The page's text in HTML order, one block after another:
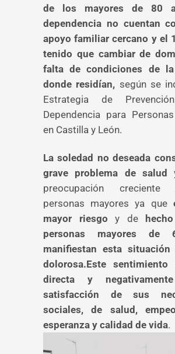
de los mayores de 80
dependencia no cuentan
apoyo familiar cercano y el
tenido que cambiar de
falta de condiciones de
donde residían, según se
Estrategia de
Dependencia para
en Castilla y León.
La soledad no deseada
grave problema de salud
preocupación
personas mayores ya que
mayor riesgo y de
personas mayores de
manifiestan esta
dolorosa.Este sentimiento
directa y
satisfacción de sus
sociales, de salud,
esperanza y calidad de vida.